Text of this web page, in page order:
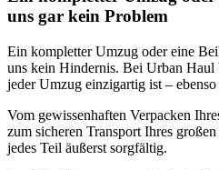
uns gar kein Problem
Ein kompletter Umzug oder eine
uns kein Hindernis. Bei Urban Haul
jeder Umzug einzigartig ist –
Vom gewissenhaften Verpacken
zum sicheren Transport Ihres
jedes Teil äußerst sorgfältig.